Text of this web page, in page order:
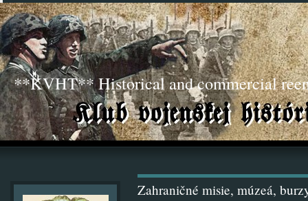
**KVHT** Historical and commercial
Zahraničné misie, múzeá,